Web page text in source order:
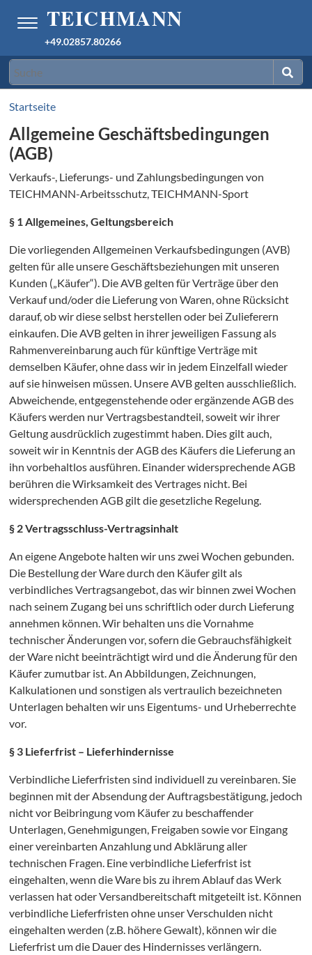
+49.02857.80266
Startseite
Allgemeine Geschäftsbedingungen
(AGB)
Verkaufs-, Lieferungs- und Zahlungsbedingungen von
TEICHMANN-Arbeitsschutz, TEICHMANN-Sport
§ 1 Allgemeines, Geltungsbereich
Die vorliegenden Allgemeinen Verkaufsbedingungen (AVB)
gelten für alle unsere Geschäftsbeziehungen mit unseren
Kunden („Käufer“). Die AVB gelten für Verträge über den
Verkauf und/oder die Lieferung von Waren, ohne Rücksicht
darauf, ob wir diese selbst herstellen oder bei Zulieferern
einkaufen. Die AVB gelten in ihrer jeweiligen Fassung als
Rahmenvereinbarung auch für künftige Verträge mit
demselben Käufer, ohne dass wir in jedem Einzelfall wieder
auf sie hinweisen müssen. Unsere AVB gelten ausschließlich.
Abweichende, entgegenstehende oder ergänzende AGB des
Käufers werden nur Vertragsbestandteil, soweit wir ihrer
Geltung ausdrücklich zugestimmt haben. Dies gilt auch,
soweit wir in Kenntnis der AGB des Käufers die Lieferung an
ihn vorbehaltlos ausführen. Einander widersprechende AGB
berühren die Wirksamkeit des Vertrages nicht. Bei
widersprechenden AGB gilt die gesetzliche Regelung.
§ 2 Vertragsschluss-Vertragsinhalt
An eigene Angebote halten wir uns zwei Wochen gebunden.
Die Bestellung der Ware durch den Käufer gilt als
verbindliches Vertragsangebot, das wir binnen zwei Wochen
nach seinem Zugang bei uns schriftlich oder durch Lieferung
annehmen können. Wir behalten uns die Vornahme
technischer Änderungen vor, sofern die Gebrauchsfähigkeit
der Ware nicht beeinträchtigt wird und die Änderung für den
Käufer zumutbar ist. An Abbildungen, Zeichnungen,
Kalkulationen und sonstigen als vertraulich bezeichneten
Unterlagen behalten wir uns Eigentums- und Urheberrechte
vor.
§ 3 Lieferfrist – Lieferhindernisse
Verbindliche Lieferfristen sind individuell zu vereinbaren. Sie
beginnen mit der Absendung der Auftragsbestätigung, jedoch
nicht vor Beibringung vom Käufer zu beschaffender
Unterlagen, Genehmigungen, Freigaben sowie vor Eingang
einer vereinbarten Anzahlung und Abklärung aller
technischen Fragen. Eine verbindliche Lieferfrist ist
eingehalten, wenn die Ware bis zu ihrem Ablauf das Werk
verlassen hat oder Versandbereitschaft mitgeteilt ist. Können
verbindliche Lieferfristen ohne unser Verschulden nicht
eingehalten werden (z.B. höhere Gewalt), können wir die
Lieferfrist um die Dauer des Hindernisses verlängern.